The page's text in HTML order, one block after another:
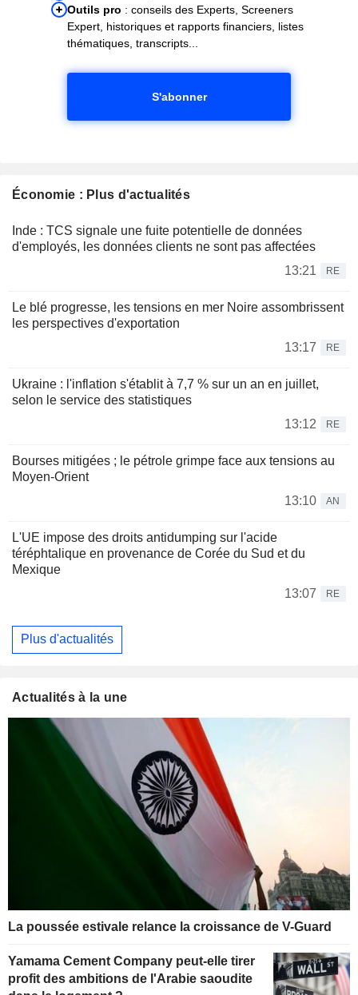
Outils pro : conseils des Experts, Screeners
Expert, historiques et rapports financiers, listes
thématiques, transcripts...
S'abonner
Économie : Plus d'actualités
Inde : TCS signale une fuite potentielle de données
d'employés, les données clients ne sont pas affectées
13:21
RE
Le blé progresse, les tensions en mer Noire assombrissent
les perspectives d'exportation
13:17
RE
Ukraine : l'inflation s'établit à 7,7 % sur un an en juillet,
selon le service des statistiques
13:12
RE
Bourses mitigées ; le pétrole grimpe face aux tensions au
Moyen-Orient
13:10
AN
L'UE impose des droits antidumping sur l'acide
téréphtalique en provenance de Corée du Sud et du
Mexique
13:07
RE
Plus d'actualités
Actualités à la une
La poussée estivale relance la croissance de V-Guard
Yamama Cement Company peut-elle tirer
profit des ambitions de l'Arabie saoudite